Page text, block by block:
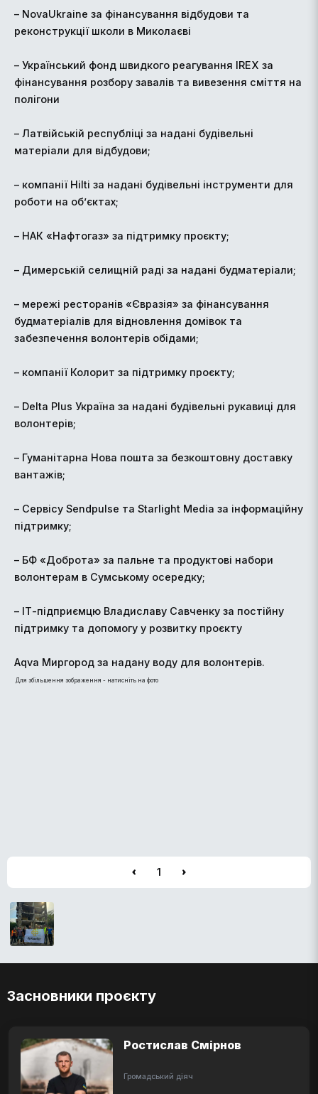
– ⁠NovaUkraine за фінансування відбудови та
реконструкції школи в Миколаєві
– Український фонд швидкого реагування IREX за
фінансування розбору завалів та вивезення сміття на
полігони
– Латвійській республіці за надані будівельні
матеріали для відбудови;
– компанії Hilti за надані будівельні інструменти для
роботи на об’єктах;
– НАК «Нафтогаз» за підтримку проєкту;
– Димерській селищній раді за надані будматеріали;
– мережі ресторанів «Євразія» за фінансування
будматеріалів для відновлення домівок та
забезпечення волонтерів обідами;
– компанії Колорит за підтримку проєкту;
– Delta Plus Україна за надані будівельні рукавиці для
волонтерів;
– Гуманітарна Нова пошта за безкоштовну доставку
вантажів;
– Сервісу Sendpulse та Starlight Media за інформаційну
підтримку;
– БФ «Доброта» за пальне та продуктові набори
волонтерам в Сумському осередку;
– ІТ-підприємцю Владиславу Савченку за постійну
підтримку та допомогу у розвитку проєкту
Aqva Миргород за надану воду для волонтерів.
Для збільшення зображення - натисніть на фото
1
Засновники проєкту
Ростислав Смірнов
Громадський діяч